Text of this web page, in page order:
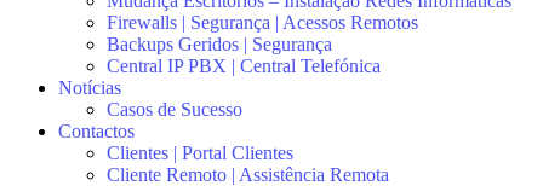
Firewalls | Segurança | Acessos Remotos
Backups Geridos | Segurança
Central IP PBX | Central Telefónica
Notícias
Casos de Sucesso
Contactos
Clientes | Portal Clientes
Cliente Remoto | Assistência Remota